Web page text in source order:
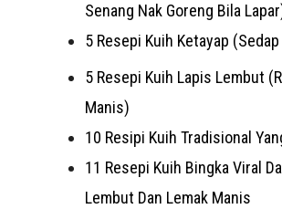
Senang Nak Goreng Bila
5 Resepi Kuih Ketayap
5 Resepi Kuih Lapis Lembut
Manis)
10 Resipi Kuih Tradisional
11 Resepi Kuih Bingka Viral
Lembut Dan Lemak Manis